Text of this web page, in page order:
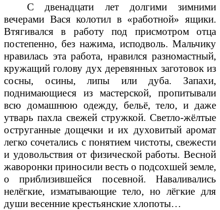
С двенадцати лет долгими зимними
вечерами Вася колотил в «работной» ящики.
Втягивался в работу под присмотром отца
постепенно, без нажима, исподволь. Мальчику
нравилась эта работа, нравился разномастный,
кружащий голову дух деревянных заготовок из
сосны, осины, липы или дуба. Запахи,
поднимающиеся из мастерской, пропитывали
всю домашнюю одежду, бельё, тело, и даже
утварь пахла свежей стружкой. Светло-жёлтые
оструганные дощечки и их духовитый аромат
легко сочетались с понятием чистоты, свежести
и удовольствия от физической работы. Весной
жаворонки приносили весть о подсохшей земле,
о приблизившейся посевной. Наваливались
нелёгкие, изматывающие тело, но лёгкие для
души весенние крестьянские хлопоты…